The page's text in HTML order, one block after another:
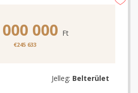
000 Ft
€245 633
Jelleg: Belterület